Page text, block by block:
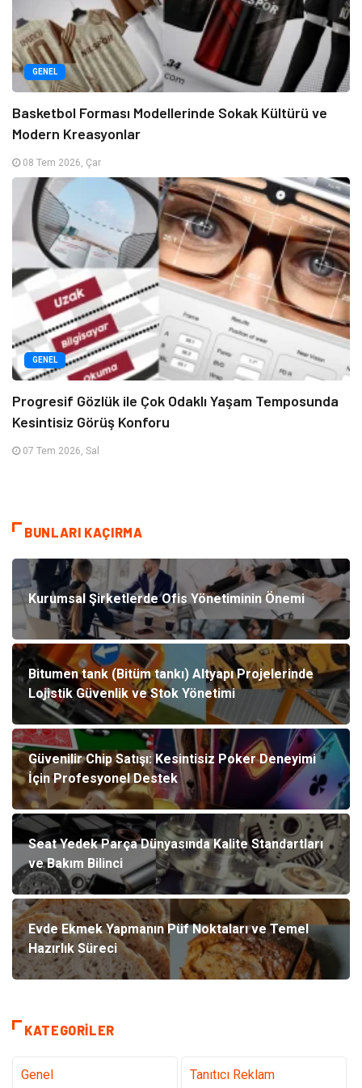
GENEL
Basketbol Forması Modellerinde Sokak Kültürü ve
Modern Kreasyonlar
08 Tem 2026, Çar
GENEL
Progresif Gözlük ile Çok Odaklı Yaşam Temposunda
Kesintisiz Görüş Konforu
07 Tem 2026, Sal
BUNLARI KAÇIRMA
Kurumsal Şirketlerde Ofis Yönetiminin Önemi
Bitumen tank (Bitüm tankı) Altyapı Projelerinde
Lojistik Güvenlik ve Stok Yönetimi
Güvenilir Chip Satışı: Kesintisiz Poker Deneyimi
İçin Profesyonel Destek
Seat Yedek Parça Dünyasında Kalite Standartları
ve Bakım Bilinci
Evde Ekmek Yapmanın Püf Noktaları ve Temel
Hazırlık Süreci
KATEGORILER
Genel Tanıtıcı Reklam